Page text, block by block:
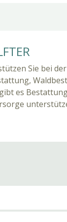
Sie bei
es